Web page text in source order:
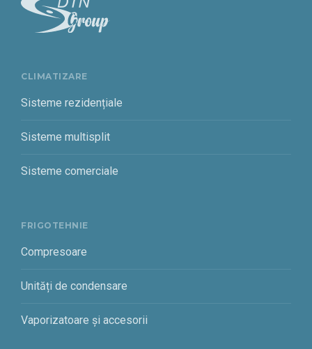
CLIMATIZARE
Sisteme rezidențiale
Sisteme multisplit
Sisteme comerciale
FRIGOTEHNIE
Compresoare
Unități de condensare
Vaporizatoare și accesorii